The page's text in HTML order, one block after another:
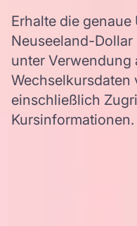
Erhalte die
Neuseeland-
unter Verwendung
Wechselkursdaten
einschließlich
Kursinformationen.